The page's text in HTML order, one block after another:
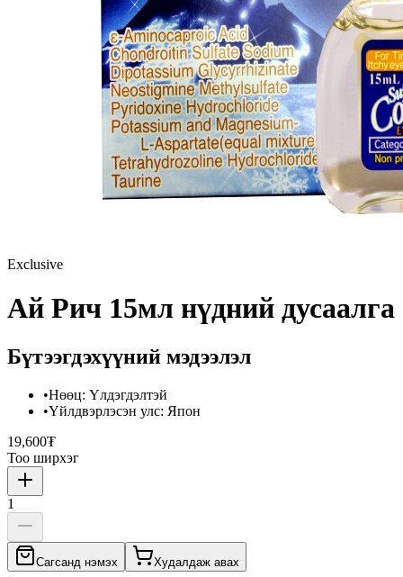
Exclusive
Ай Рич 15мл нүдний дусаалга
Бүтээгдэхүүний мэдээлэл
•Нөөц: Үлдэгдэлтэй
•Үйлдвэрлэсэн улс: Япон
19,600₮
Тоо ширхэг
1
Сагсанд нэмэх Худалдаж авах